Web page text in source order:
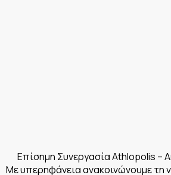
Επίσημη Συνεργασία Athlopolis –
Με υπερηφάνεια ανακοινώνουμε τη